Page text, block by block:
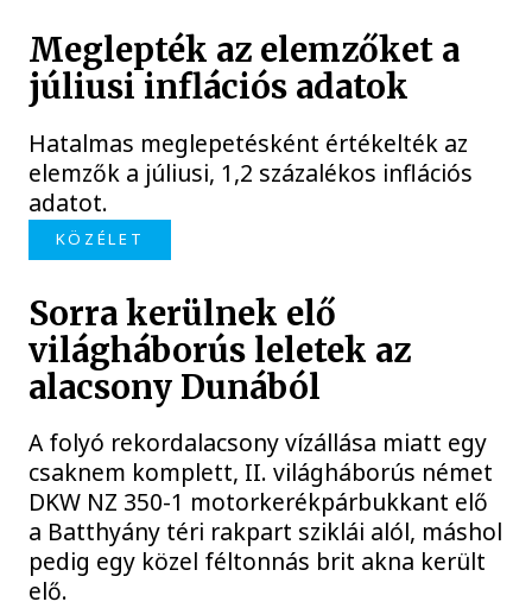
Meglepték az elemzőket a
júliusi inflációs adatok
Hatalmas meglepetésként értékelték az
elemzők a júliusi, 1,2 százalékos inflációs
adatot.
KÖZÉLET
Sorra kerülnek elő
világháborús leletek az
alacsony Dunából
A folyó rekordalacsony vízállása miatt egy
csaknem komplett, II. világháborús német
DKW NZ 350-1 motorkerékpárbukkant elő
a Batthyány téri rakpart sziklái alól, máshol
pedig egy közel féltonnás brit akna került
elő.